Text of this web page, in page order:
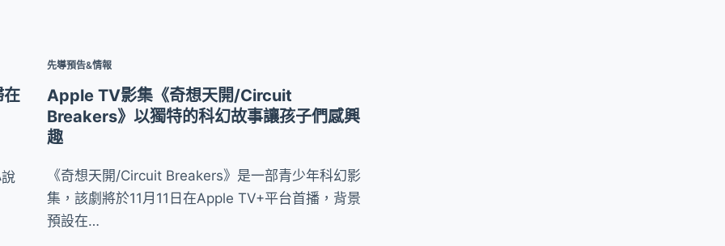
在
先導預告&情報
Apple TV影集《奇想天開/Circuit
Breakers》以獨特的科幻故事讓孩子們感興
趣
《奇想天開/Circuit Breakers》是一部青少年科幻影
集，該劇將於11月11日在Apple TV+平台首播，背景
預設在…